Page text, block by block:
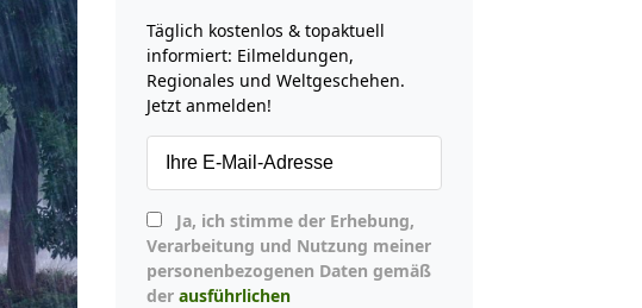
Täglich kostenlos & topaktuell
informiert: Eilmeldungen,
Regionales und Weltgeschehen.
Jetzt anmelden!
Verarbeitung und Nutzung meiner
personenbezogenen Daten gemäß
der ausführlichen